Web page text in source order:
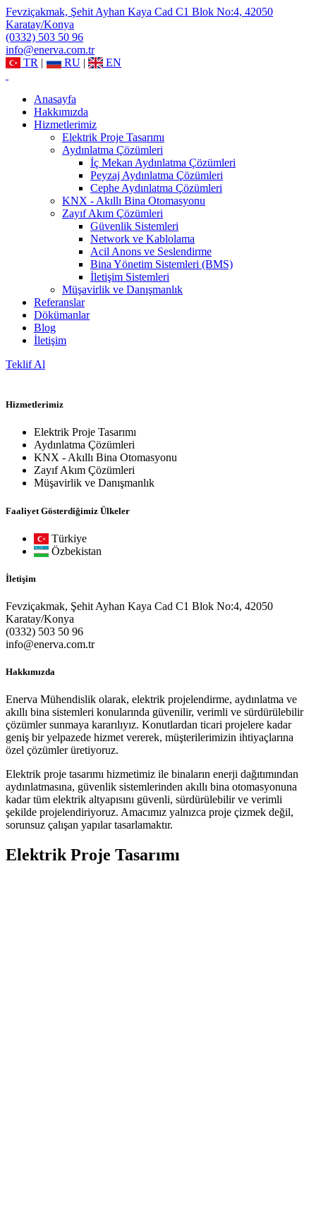
Fevziçakmak, Şehit Ayhan Kaya Cad C1 Blok No:4, 42050
Karatay/Konya
(0332) 503 50 96
info@enerva.com.tr
TR | RU | EN
Anasayfa
Hakkımızda
Hizmetlerimiz
Elektrik Proje Tasarımı
Aydınlatma Çözümleri
İç Mekan Aydınlatma Çözümleri
Peyzaj Aydınlatma Çözümleri
Cephe Aydınlatma Çözümleri
KNX - Akıllı Bina Otomasyonu
Zayıf Akım Çözümleri
Güvenlik Sistemleri
Network ve Kablolama
Acil Anons ve Seslendirme
Bina Yönetim Sistemleri (BMS)
İletişim Sistemleri
Müşavirlik ve Danışmanlık
Referanslar
Dökümanlar
Blog
İletişim
Teklif Al
Hizmetlerimiz
Elektrik Proje Tasarımı
Aydınlatma Çözümleri
KNX - Akıllı Bina Otomasyonu
Zayıf Akım Çözümleri
Müşavirlik ve Danışmanlık
Faaliyet Gösterdiğimiz Ülkeler
Türkiye
Özbekistan
İletişim
Fevziçakmak, Şehit Ayhan Kaya Cad C1 Blok No:4, 42050
Karatay/Konya
(0332) 503 50 96
info@enerva.com.tr
Hakkımızda
Enerva Mühendislik olarak, elektrik projelendirme, aydınlatma ve
akıllı bina sistemleri konularında güvenilir, verimli ve sürdürülebilir
çözümler sunmaya kararılıyız. Konutlardan ticari projelere kadar
geniş bir yelpazede hizmet vererek, müşterilerimizin ihtiyaçlarına
özel çözümler üretiyoruz.
Elektrik proje tasarımı hizmetimiz ile binaların enerji dağıtımından
aydınlatmasına, güvenlik sistemlerinden akıllı bina otomasyonuna
kadar tüm elektrik altyapısını güvenli, sürdürülebilir ve verimli
şekilde projelendiriyoruz. Amacımız yalnızca proje çizmek değil,
sorunsuz çalışan yapılar tasarlamaktır.
Elektrik Proje Tasarımı